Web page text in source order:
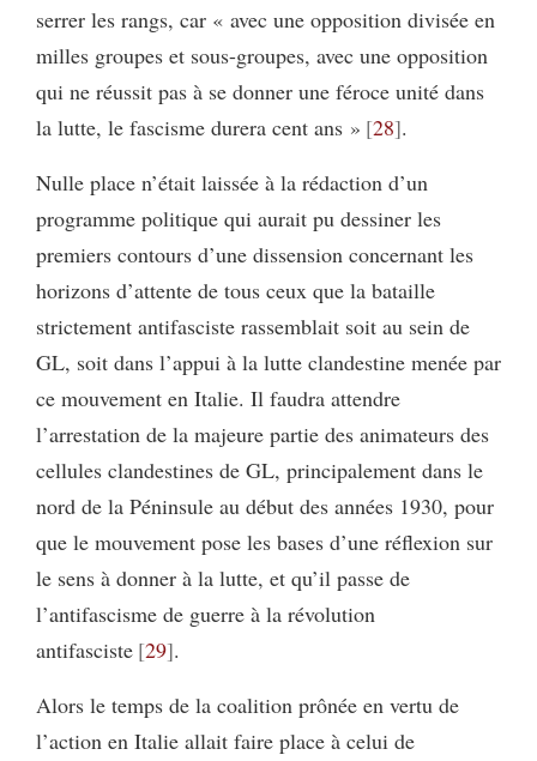
serrer les rangs, car « avec une opposition divisée en
milles groupes et sous-groupes, avec une opposition
qui ne réussit pas à se donner une féroce unité dans
la lutte, le fascisme durera cent ans » 28 .
Nulle place n’était laissée à la rédaction d’un
programme politique qui aurait pu dessiner les
premiers contours d’une dissension concernant les
horizons d’attente de tous ceux que la bataille
strictement antifasciste rassemblait soit au sein de
GL, soit dans l’appui à la lutte clandestine menée par
ce mouvement en Italie. Il faudra attendre
l’arrestation de la majeure partie des animateurs des
cellules clandestines de GL, principalement dans le
nord de la Péninsule au début des années 1930, pour
que le mouvement pose les bases d’une réflexion sur
le sens à donner à la lutte, et qu’il passe de
l’antifascisme de guerre à la révolution
antifasciste 29 .
Alors le temps de la coalition prônée en vertu de
l’action en Italie allait faire place à celui de